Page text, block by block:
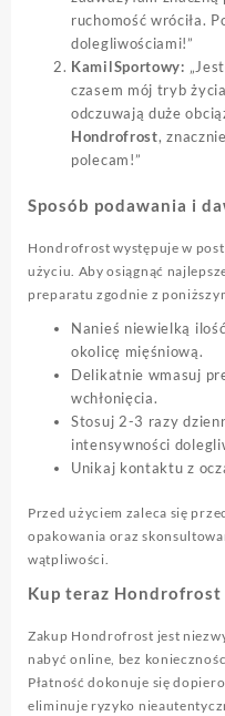
ruchomość wróciła.
dolegliwościami!”
KamilSportowy:
czasem mój tryb
odczuwają duże
Hondrofrost,
polecam!”
Sposób podawania i
Hondrofrost występuje w
użyciu. Aby osiągnąć
preparatu zgodnie z
Nanieś niewielką
okolicę mięśniową.
Delikatnie wmasuj
wchłonięcia.
Stosuj 2-3 razy
intensywności
Unikaj kontaktu z
Przed użyciem zaleca się
opakowania oraz
wątpliwości.
Kup teraz Hondrofrost
Zakup Hondrofrost jest
nabyć online, bez
Płatność dokonuje się
eliminuje ryzyko